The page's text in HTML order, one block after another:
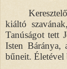
kiáltó
Tanúságot tett
Isten
bűneit. Életével